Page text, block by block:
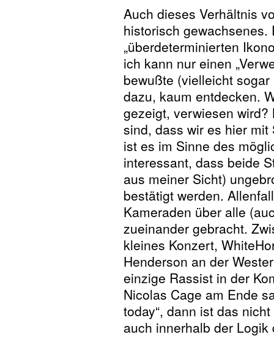
Auch dieses Verhältnis
historisch gewachsenes.
„überdeterminierten
ich kann nur einen
bewußte (vielleicht
dazu, kaum entdecken.
gezeigt, verwiesen
sind, dass wir es hier
ist es im Sinne des
interessant, dass beide
aus meiner Sicht)
bestätigt werden.
Kameraden über alle
zueinander gebracht.
kleines Konzert,
Henderson an der
einzige Rassist in der
Nicolas Cage am Ende
today“, dann ist das
auch innerhalb der Logik